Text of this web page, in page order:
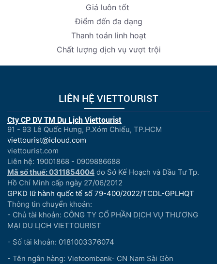
Giá luôn tốt
Điểm đến đa dạng
Thanh toán linh hoạt
Chất lượng dịch vụ vượt trội
LIÊN HỆ VIETTOURIST
Cty CP DV TM Du Lịch Viettourist
91 - 93 Lê Quốc Hưng, P.Xóm Chiếu, TP.HCM
viettourist@icloud.com
viettourist.com
Liên hệ: 19001868 - 0909886688
Mã số thuế: 0311854004 do Sở Kế Hoạch và Đầu Tư Tp.
Hồ Chí Minh cấp ngày 27/06/2012
GPKD lữ hành quốc tế số 79-400/2022/TCDL-GPLHQT
Thông tin chuyển khoản:
- Chủ tài khoản: CÔNG TY CỔ PHẦN DỊCH VỤ THƯƠNG
MẠI DU LỊCH VIETTOURIST
- Số tài khoản: 0181003376074
- Tên ngân hàng: Vietcombank- CN Nam Sài Gòn